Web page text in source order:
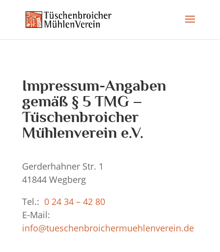
Impressum-Angaben
gemäß § 5 TMG –
Tüschenbroicher
Mühlenverein e.V.
Gerderhahner Str. 1
41844 Wegberg
Tel.: 0 24 34 – 42 80
E-Mail:
info@tueschenbroichermuehlenverein.de